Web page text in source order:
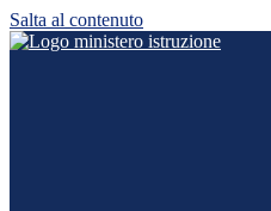
Salta al contenuto